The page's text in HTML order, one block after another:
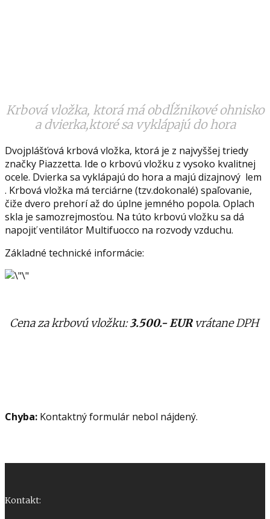
Krbová vložka, ktorá má obdĺžnikové ohnisko
a dvierka,ktoré sa vyklápajú do hora
Dvojplášťová krbová vložka, ktorá je z najvyššej triedy
značky Piazzetta. Ide o krbovú vložku z vysoko kvalitnej
ocele. Dvierka sa vyklápajú do hora a majú dizajnový lem
. Krbová vložka má terciárne (tzv.dokonalé) spaľovanie,
čiže dvero prehorí až do úplne jemného popola. Oplach
skla je samozrejmosťou. Na túto krbovú vložku sa dá
napojiť ventilátor Multifuocco na rozvody vzduchu.
Základné technické informácie:
Cena za krbovú vložku:3.500.- EURvrátane DPH
Chyba: Kontaktný formulár nebol nájdený.
Kontakt: